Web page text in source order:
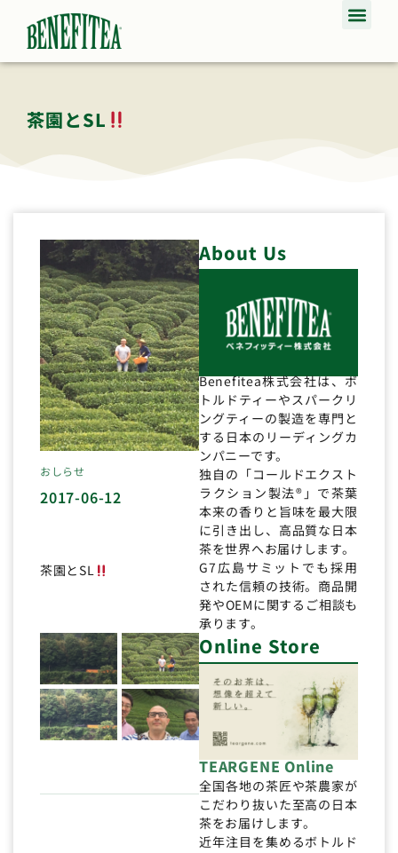
茶園とSL
おしらせ
2017-06-12
茶園とSL
About Us
Benefitea株式会社は、ボ
トルドティーやスパークリ
ングティーの製造を専門と
する日本のリーディングカ
ンパニーです。
独自の「コールドエクスト
ラクション製法®」で茶葉
本来の香りと旨味を最大限
に引き出し、高品質な日本
茶を世界へお届けします。
G7広島サミットでも採用
された信頼の技術。商品開
発やOEMに関するご相談も
承ります。
Online Store
TEARGENE Online
全国各地の茶匠や茶農家が
こだわり抜いた至高の日本
茶をお届けします。
近年注目を集めるボトルド